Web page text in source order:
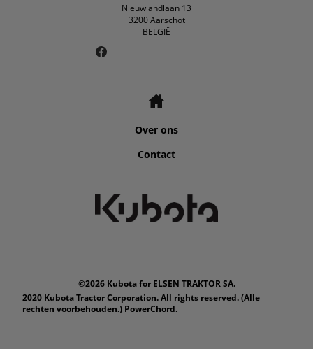
Nieuwlandlaan 13
3200 Aarschot
BELGIË
Over ons
Contact
©2026 Kubota for ELSEN TRAKTOR SA.
2020 Kubota Tractor Corporation. All rights reserved. (Alle
rechten voorbehouden.) PowerChord.